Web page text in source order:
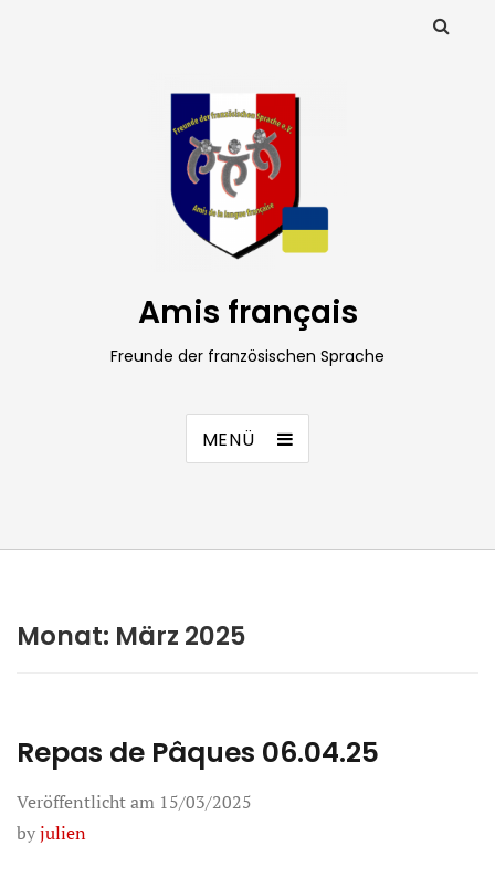
Amis français
Freunde der französischen Sprache
MENÜ
Monat: März 2025
Repas de Pâques 06.04.25
Veröffentlicht am 15/03/2025
byjulien